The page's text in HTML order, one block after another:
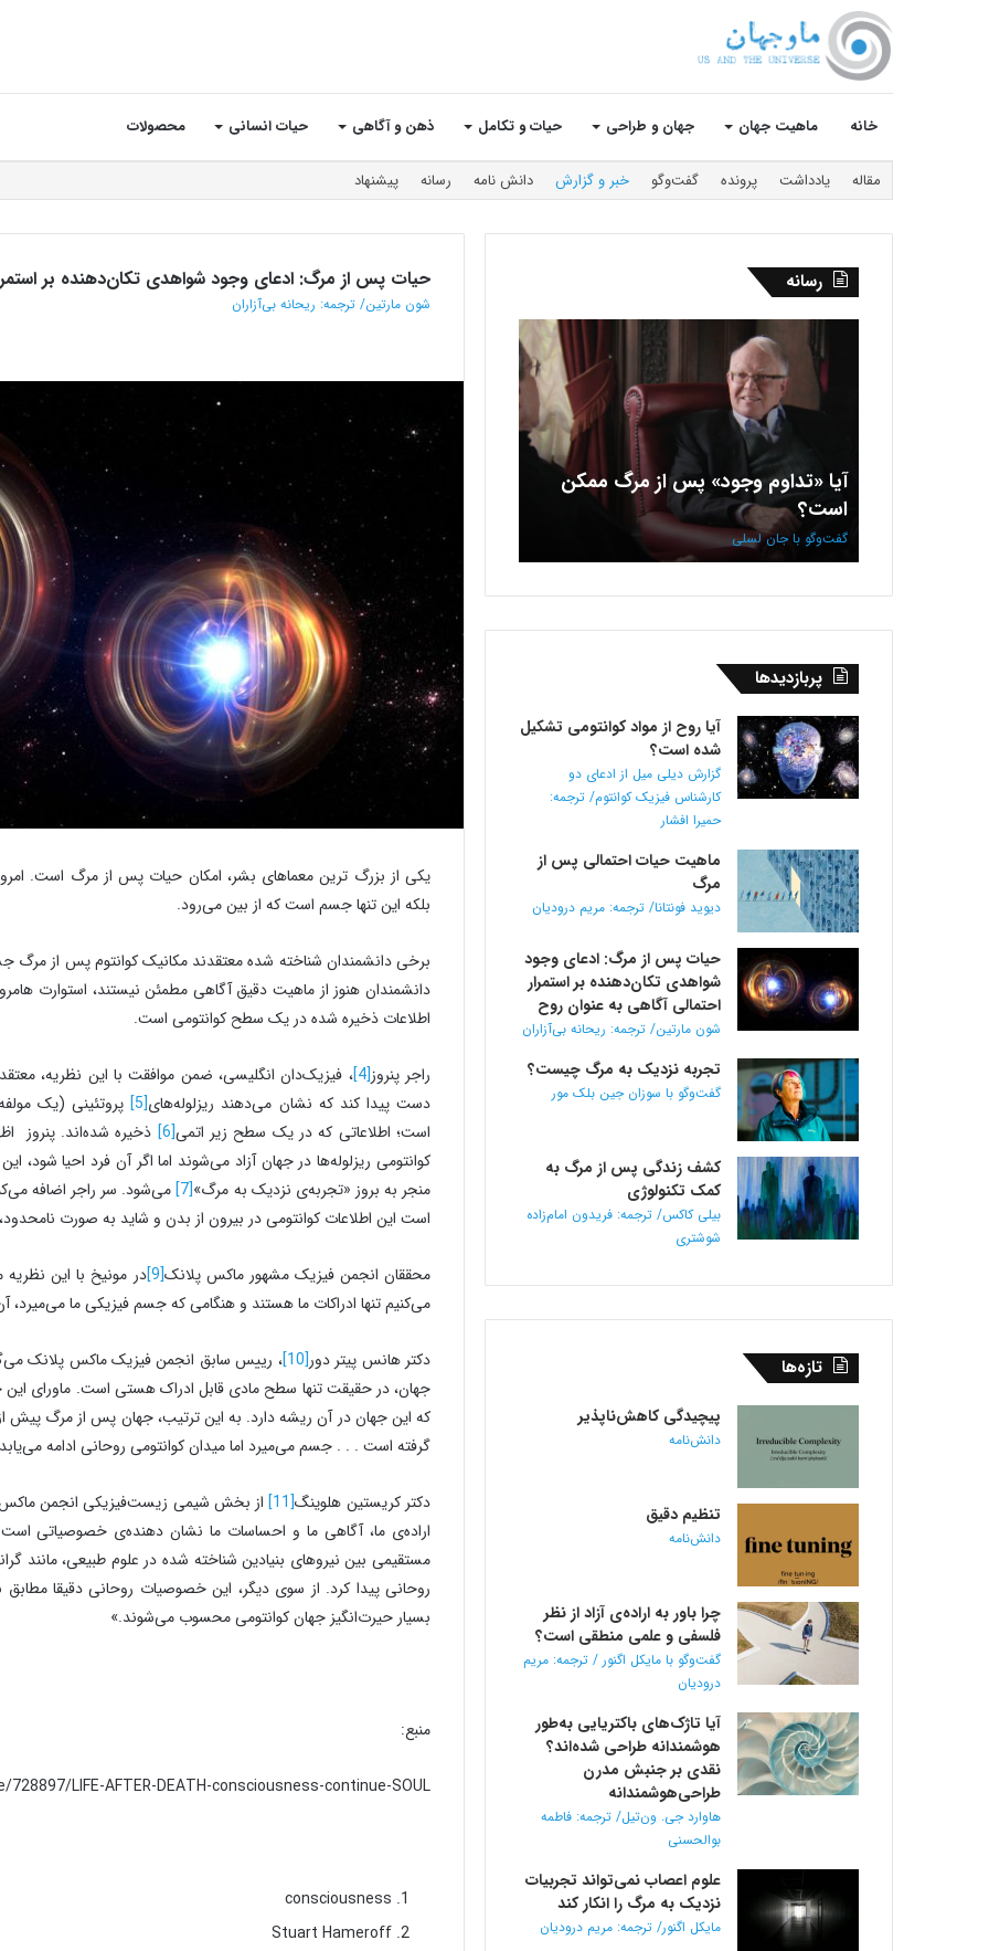
خانه ماهیت جهان جهان و طراحی حیات و تکامل ذهن و آگاهی حیات انسانی محصولات
مقاله یادداشت پرونده گفت‌و‌گو خبر و گزارش دانش نامه رسانه پیشنهاد
حیات پس از مرگ: ادعای وجود شواهدی تکان‌دهنده بر
شون مارتین/ ترجمه: ریحانه بی‌آزاران
یکی از بزرگ ترین معماهای بشر، امکان حیات پس از مرگ است.
بلکه این تنها جسم است که از بین می‌رود.
برخی دانشمندان شناخته شده معتقدند مکانیک کوانتوم پس از مرگ
دانشمندان هنوز از ماهیت دقیق آگاهی مطمئن نیستند، استوارت
اطلاعات ذخیره شده در یک سطح کوانتومی است.
راجر پنروز[4] ، فیزیک‌دان انگلیسی، ضمن موافقت با این نظریه،
دست پیدا کند که نشان می‌دهند ریزلوله‌های[5]
پروتئینی (یک
است؛ اطلاعاتی که در یک سطح زیر اتمی[6]
ذخیره شده‌اند. پنروز
کوانتومی ریزلوله‌ها در جهان آزاد می‌شوند اما اگر آن فرد احیا شود،
منجر به بروز «تجربه‌ی نزدیک به مرگ»[7]
می‌شود. سر راجر اضافه
است این اطلاعات کوانتومی در بیرون از بدن و شاید به صورت
محققان انجمن فیزیک مشهور ماکس پلانک[9] در مونیخ با این
می‌کنیم تنها ادراکات ما هستند و هنگامی که جسم فیزیکی ما
دکتر هانس پیتر دور[10]
، رییس سابق انجمن فیزیک ماکس پلانک
جهان، در حقیقت تنها سطح مادی قابل ادراک هستی است. ماورای این
که این جهان در آن ریشه دارد. به این ترتیب، جهان پس از مرگ پیش
گرفته است . . . جسم می‌میرد اما میدان کوانتومی روحانی ادامه
دکتر کریستین هلوینگ[11] از بخش شیمی زیست‌فیزیکی انجمن ماکس
اراده‌ی ما، آگاهی ما و احساسات ما نشان دهنده‌ی خصوصیاتی
مستقیمی بین نیروهای بنیادین شناخته شده در علوم طبیعی، مانند
روحانی پیدا کرد. از سوی دیگر، این خصوصیات روحانی دقیقا
بسیار حیرت‌انگیز جهان کوانتومی محسوب می‌شوند.»
منبع:
LIFE-AFTER-DEATH-consciousness-continue-SOUL
consciousness
Stuart Hameroff
رسانه
«تداوم
وجود»
ممکن
است؟
گفت‌وگو
جان
آیا «تداوم وجود» پس از مرگ ممکن
است؟
گفت‌وگو با جان لسلی
قوانین
طبیعت
چیست؟
منشا قوانین طبیعت چیست؟
گفت‌وگو با دیوید جاناتان گراس
پربازدیدها
آیا روح از مواد کوانتومی تشکیل
شده است؟
گزارش دیلی میل از ادعای دو
کارشناس فیزیک کوانتوم/ ترجمه:
حمیرا افشار
ماهیت حیات احتمالی پس از
مرگ
دیوید فونتانا/ ترجمه: مریم درودیان
حیات پس از مرگ: ادعای وجود
شواهدی تکان‌دهنده بر استمرار
احتمالی آگاهی به عنوان روح
شون مارتین/ ترجمه: ریحانه بی‌آزاران
تجربه نزدیک به مرگ چیست؟
گفت‌و‌گو با سوزان جین بلک مور
کشف زندگی پس از مرگ به
کمک تکنولوژی
بیلی کاکس/ ترجمه: فریدون امام‌زاده
شوشتری
تازه‌ها
پیچیدگی کاهش‌ناپذیر
دانش‌نامه
تنظیم دقیق
دانش‌نامه
چرا باور به اراده‌ی آزاد از نظر
فلسفی و علمی منطقی است؟
گفت‌وگو با مایکل اگنور / ترجمه: مریم
درودیان
آیا تاژک‌های باکتریایی به‌طور
هوشمندانه طراحی شده‌اند؟
نقدی بر جنبش مدرن
طراحی‌هوشمندانه
هاوارد جی. ون‌تیل/ ترجمه: فاطمه
بوالحسنی
علوم اعصاب نمی‌تواند تجربیات
نزدیک به مرگ را انکار کند
مایکل اگنور/ ترجمه: مریم درودیان